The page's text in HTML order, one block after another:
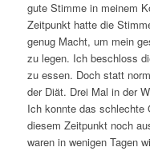
gute Stimme in meinem
Zeitpunkt hatte die
genug Macht, um mein
zu legen. Ich beschloss
zu essen. Doch statt
der Diät. Drei Mal in der
Ich konnte das schlechte
diesem Zeitpunkt noch
waren in wenigen Tagen